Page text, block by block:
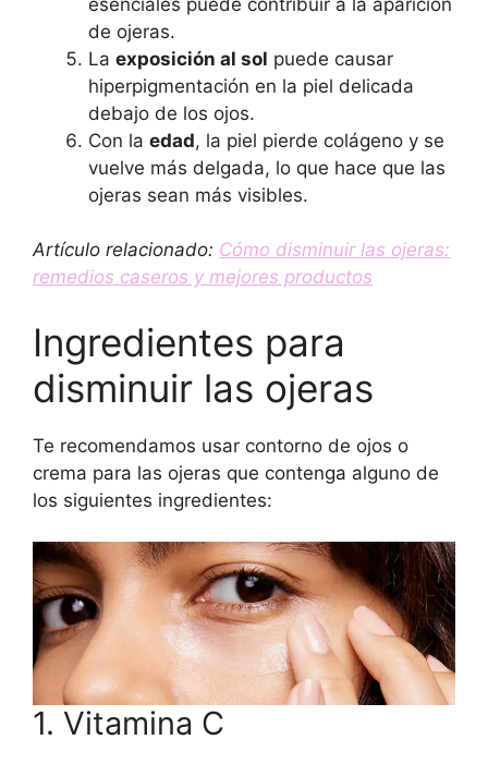
de ojeras.
La exposición al sol puede causar
hiperpigmentación en la piel delicada
debajo de los ojos.
Con la edad, la piel pierde colágeno y se
vuelve más delgada, lo que hace que las
ojeras sean más visibles.
Artículo relacionado: Cómo disminuir las ojeras:
remedios caseros y mejores productos
Ingredientes para
disminuir las ojeras
Te recomendamos usar contorno de ojos o
crema para las ojeras que contenga alguno de
los siguientes ingredientes:
1. Vitamina C